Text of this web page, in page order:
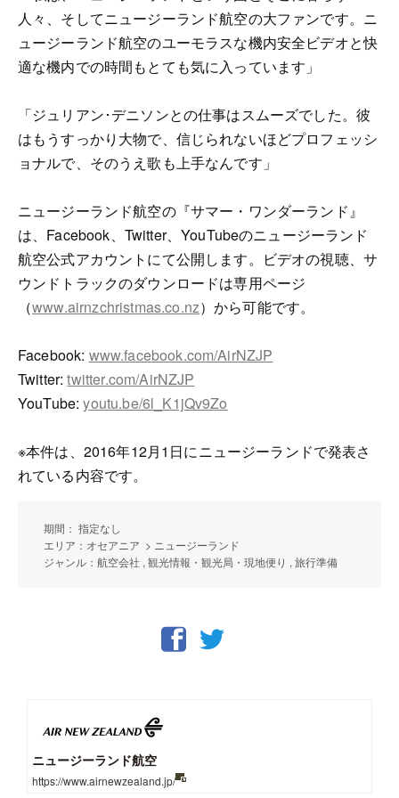
人々、そしてニュージーランド航空の大ファンです。ニ
ュージーランド航空のユーモラスな機内安全ビデオと快
適な機内での時間もとても気に入っています」
「ジュリアン･デニソンとの仕事はスムーズでした。彼
はもうすっかり大物で、信じられないほどプロフェッシ
ョナルで、そのうえ歌も上手なんです」
ニュージーランド航空の『サマー・ワンダーランド』
は、Facebook、Twitter、YouTubeのニュージーランド
航空公式アカウントにて公開します。ビデオの視聴、サ
ウンドトラックのダウンロードは専用ページ
（www.airnzchristmas.co.nz）から可能です。
Facebook: www.facebook.com/AirNZJP
Twitter:twitter.com/AirNZJP
YouTube:youtu.be/6l_K1jQv9Zo
※本件は、2016年12月1日にニュージーランドで発表さ
れている内容です。
期間： 指定なし
エリア：オセアニア > ニュージーランド
ジャンル：航空会社 , 観光情報・観光局・現地便り , 旅行準備
ニュージーランド航空
https://www.airnewzealand.jp/